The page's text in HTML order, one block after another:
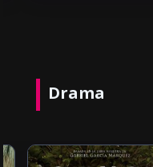
Drama